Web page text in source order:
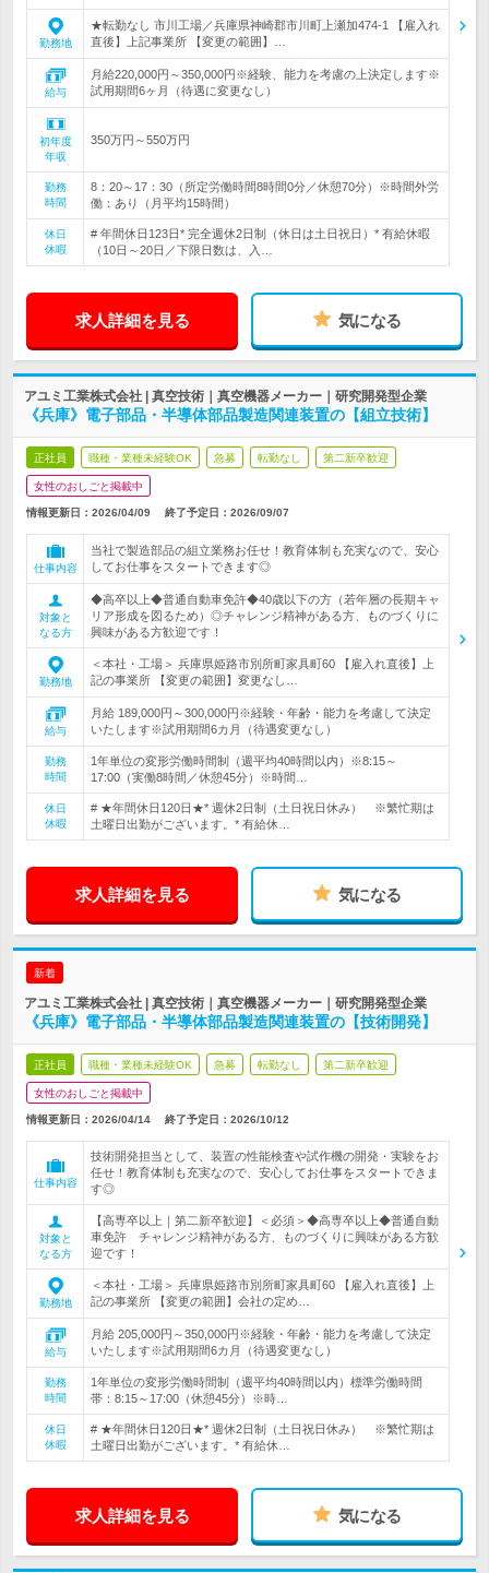
勤務地
★転勤なし 市川工場／兵庫県神崎郡市川町上瀬加474-1 【雇入れ
直後】上記事業所 【変更の範囲】…
給与
月給220,000円～350,000円※経験、能力を考慮の上決定します※
試用期間6ヶ月（待遇に変更なし）
初年度
年収
350万円～550万円
勤務
時間
8：20～17：30（所定労働時間8時間0分／休憩70分）※時間外労
働：あり（月平均15時間）
休日
休暇
# 年間休日123日* 完全週休2日制（休日は土日祝日）* 有給休暇
（10日～20日／下限日数は、入…
求人詳細を見る 気になる
アユミ工業株式会社 | 真空技術｜真空機器メーカー｜研究開発型企業
《兵庫》電子部品・半導体部品製造関連装置の【組立技術】
正社員 職種・業種未経験OK 急募 転勤なし 第二新卒歓迎
女性のおしごと掲載中
情報更新日：2026/04/09 終了予定日： 2026/09/07
仕事内容
当社で製造部品の組立業務お任せ！教育体制も充実なので、安心
してお仕事をスタートできます◎
対象と
なる方
◆高卒以上◆普通自動車免許◆40歳以下の方（若年層の長期キャ
リア形成を図るため）◎チャレンジ精神がある方、ものづくりに
興味がある方歓迎です！
勤務地
＜本社・工場＞ 兵庫県姫路市別所町家具町60 【雇入れ直後】上
記の事業所 【変更の範囲】変更なし…
給与
月給 189,000円～300,000円※経験・年齢・能力を考慮して決定
いたします※試用期間6カ月（待遇変更なし）
勤務
時間
1年単位の変形労働時間制（週平均40時間以内）※8:15～
17:00（実働8時間／休憩45分）※時間…
休日
休暇
# ★年間休日120日★* 週休2日制（土日祝日休み） ※繁忙期は
土曜日出勤がございます。* 有給休…
求人詳細を見る 気になる
新着
アユミ工業株式会社 | 真空技術｜真空機器メーカー｜研究開発型企業
《兵庫》電子部品・半導体部品製造関連装置の【技術開発】
正社員 職種・業種未経験OK 急募 転勤なし 第二新卒歓迎
女性のおしごと掲載中
情報更新日：2026/04/14 終了予定日： 2026/10/12
仕事内容
技術開発担当として、装置の性能検査や試作機の開発・実験をお
任せ！教育体制も充実なので、安心してお仕事をスタートできま
す◎
対象と
なる方
【高専卒以上｜第二新卒歓迎】＜必須＞◆高専卒以上◆普通自動
車免許 チャレンジ精神がある方、ものづくりに興味がある方歓
迎です！
勤務地
＜本社・工場＞ 兵庫県姫路市別所町家具町60 【雇入れ直後】上
記の事業所 【変更の範囲】会社の定め…
給与
月給 205,000円～350,000円※経験・年齢・能力を考慮して決定
いたします※試用期間6カ月（待遇変更なし）
勤務
時間
1年単位の変形労働時間制（週平均40時間以内）標準労働時間
帯：8:15～17:00（休憩45分）※時…
休日
休暇
# ★年間休日120日★* 週休2日制（土日祝日休み） ※繁忙期は
土曜日出勤がございます。* 有給休…
求人詳細を見る 気になる